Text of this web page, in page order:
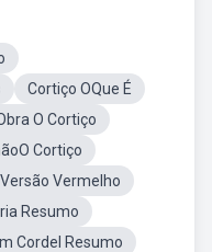
Cortiço OQue É
O Cortiço
Cortiço
Vermelho
Resumo
Cordel Resumo